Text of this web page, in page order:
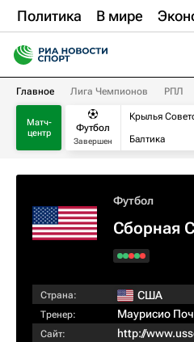
Политика В мире
Главное Лига Чемпионов РПЛ
Матч-
центр
Футбол
Завершен
Крылья
Балтика
Футбол
Сборная
Страна: США
Тренер: Маурисио
Сайт: http://